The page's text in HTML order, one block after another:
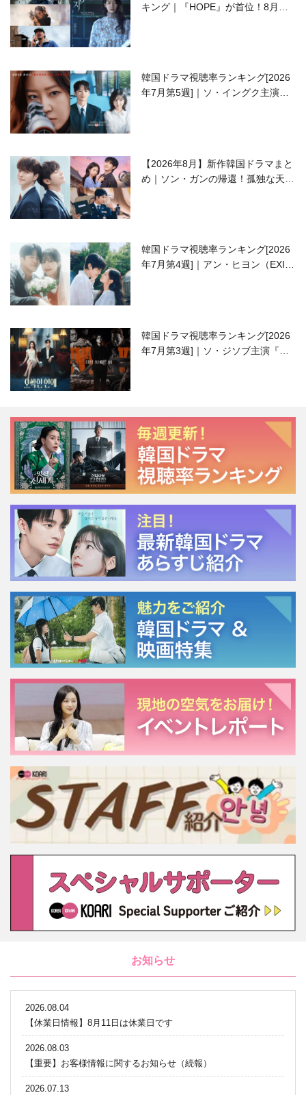
キング｜『HOPE』が首位！8月公
韓国ドラマ視聴率ランキング[2026
年7月第5週]｜ソ・イングク主演の
【2026年8月】新作韓国ドラマまと
め｜ソン・ガンの帰還！孤独な天才
韓国ドラマ視聴率ランキング[2026
年7月第4週]｜アン・ヒヨン（EXID
韓国ドラマ視聴率ランキング[2026
年7月第3週]｜ソ・ジソブ主演『エ
お知らせ
2026.08.04
【休業日情報】8月11日は休業日です
2026.08.03
【重要】お客様情報に関するお知らせ（続報）
2026.07.13